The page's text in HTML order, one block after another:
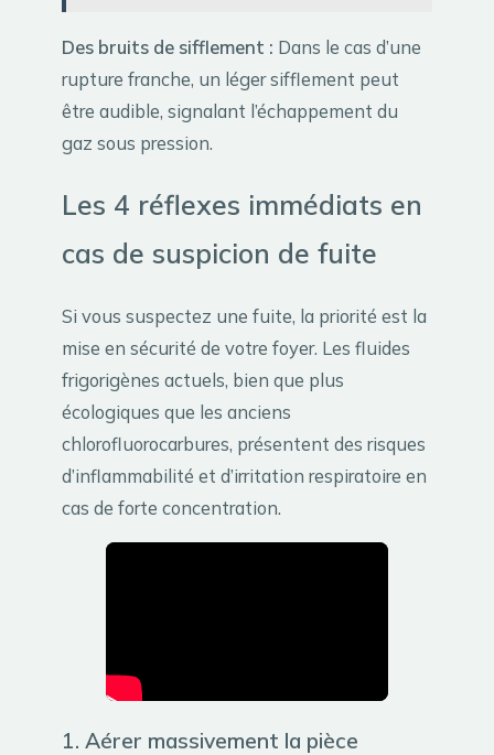
Des bruits de sifflement : Dans le cas d’une
rupture franche, un léger sifflement peut
être audible, signalant l’échappement du
gaz sous pression.
Les 4 réflexes immédiats en
cas de suspicion de fuite
Si vous suspectez une fuite, la priorité est la
mise en sécurité de votre foyer. Les fluides
frigorigènes actuels, bien que plus
écologiques que les anciens
chlorofluorocarbures, présentent des risques
d’inflammabilité et d’irritation respiratoire en
cas de forte concentration.
1. Aérer massivement la pièce